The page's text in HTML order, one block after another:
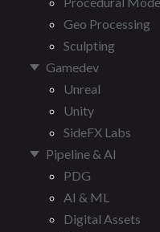
Geo Processing
Sculpting
Gamedev
Unreal
Unity
SideFX Labs
Pipeline & AI
PDG
AI & ML
Digital Assets